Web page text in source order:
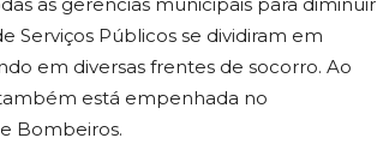
Serviços Públicos se dividiram em
em diversas frentes de socorro. Ao
está empenhada no
Bombeiros.